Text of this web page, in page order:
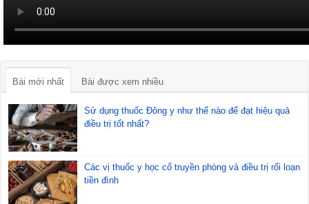
Bài mới nhất Bài được xem nhiều
Sử dụng thuốc Đông y như thế nào để đạt hiệu quả
điều trị tốt nhất?
Các vị thuốc y học cổ truyền phòng và điều trị rối loạn
tiền đình